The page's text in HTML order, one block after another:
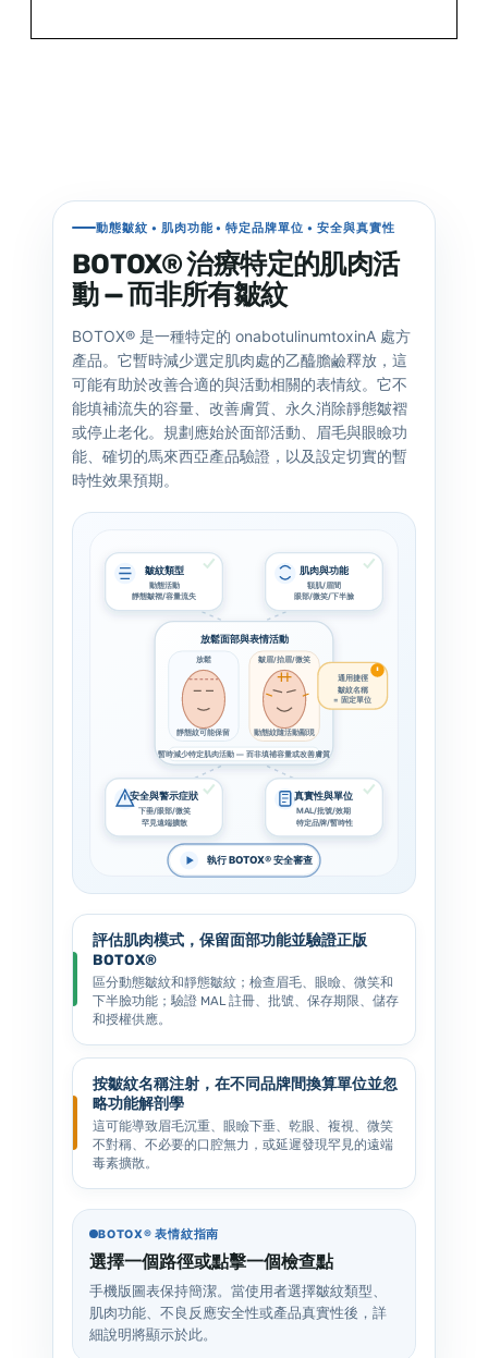
動態皺紋 • 肌肉功能 • 特定品牌單位 • 安全與真實性
BOTOX® 治療特定的肌肉活
動 — 而非所有皺紋
BOTOX® 是一種特定的 onabotulinumtoxinA 處方
產品。它暫時減少選定肌肉處的乙醯膽鹼釋放，這
可能有助於改善合適的與活動相關的表情紋。它不
能填補流失的容量、改善膚質、永久消除靜態皺褶
或停止老化。規劃應始於面部活動、眉毛與眼瞼功
能、確切的馬來西亞產品驗證，以及設定切實的暫
時性效果預期。
評估肌肉模式，保留面部功能並驗證正版
BOTOX®
區分動態皺紋和靜態皺紋；檢查眉毛、眼瞼、微笑和
下半臉功能；驗證 MAL 註冊、批號、保存期限、儲存
和授權供應。
按皺紋名稱注射，在不同品牌間換算單位並忽
略功能解剖學
這可能導致眉毛沉重、眼瞼下垂、乾眼、複視、微笑
不對稱、不必要的口腔無力，或延遲發現罕見的遠端
毒素擴散。
BOTOX® 表情紋指南
選擇一個路徑或點擊一個檢查點
手機版圖表保持簡潔。當使用者選擇皺紋類型、
肌肉功能、不良反應安全性或產品真實性後，詳
細說明將顯示於此。
皺紋類型
動態活動
靜態皺褶/容量流失
肌肉與功能
額肌/眉間
眼部/微笑/下半臉
放鬆面部與表情活動
放鬆
靜態紋可能保留
皺眉/抬眉/微笑
動態紋隨活動顯現
暫時減少特定肌肉活動 — 而非填補容量或改善膚質
安全與警示症狀
下垂/眼部/微笑
罕見遠端擴散
真實性與單位
MAL/批號/效期
特定品牌/暫時性
通用捷徑
皺紋名稱
= 固定單位
執行 BOTOX® 安全審查